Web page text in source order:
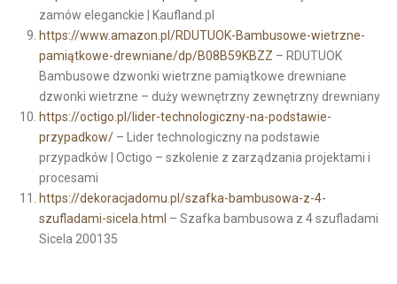
zamów eleganckie | Kaufland.pl
https://www.amazon.pl/RDUTUOK-Bambusowe-wietrzne-
pamiątkowe-drewniane/dp/B08B59KBZZ – RDUTUOK
Bambusowe dzwonki wietrzne pamiątkowe drewniane
dzwonki wietrzne – duży wewnętrzny zewnętrzny drewniany
https://octigo.pl/lider-technologiczny-na-podstawie-
przypadkow/– Lider technologiczny na podstawie
przypadków | Octigo – szkolenie z zarządzania projektami i
procesami
https://dekoracjadomu.pl/szafka-bambusowa-z-4-
szufladami-sicela.html – Szafka bambusowa z 4 szufladami
Sicela 200135